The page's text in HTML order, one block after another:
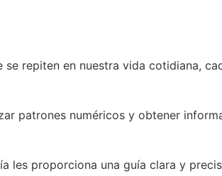
repiten en nuestra vida cotidiana,
patrones numéricos y obtener
les proporciona una guía clara y